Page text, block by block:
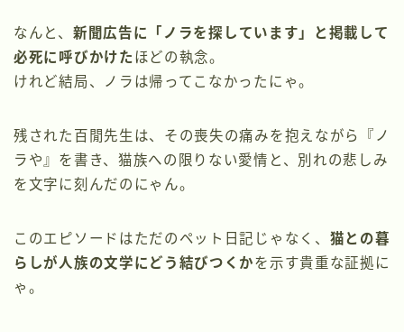
なんと、 新聞広告に「ノラを探しています」と掲載して
必死に呼びかけた ほどの執念。
けれど結局、ノラは帰ってこなかったにゃ。
残された百閒先生は、その喪失の痛みを抱えながら『ノ
ラや』を書き、猫族への限りない愛情と、別れの悲しみ
を文字に刻んだのにゃん。
このエピソードはただのペット日記じゃなく、 猫との暮
らしが人族の文学にどう結びつくかを示す貴重な証拠に
ゃ。